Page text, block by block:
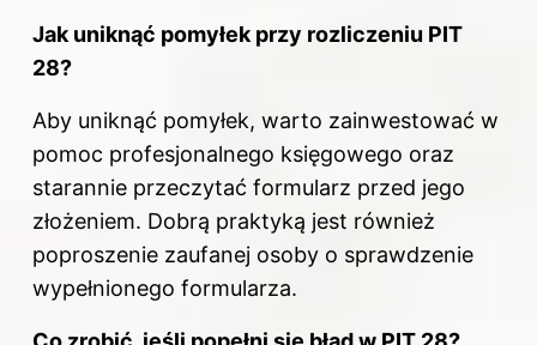
Jak uniknąć pomyłek przy rozliczeniu PIT
28?
Aby uniknąć pomyłek, warto zainwestować w
pomoc profesjonalnego księgowego oraz
starannie przeczytać formularz przed jego
złożeniem. Dobrą praktyką jest również
poproszenie zaufanej osoby o sprawdzenie
wypełnionego formularza.